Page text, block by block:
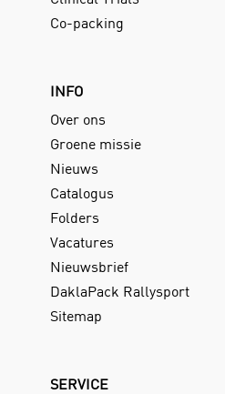
Co-packing
INFO
Over ons
Groene missie
Nieuws
Catalogus
Folders
Vacatures
Nieuwsbrief
DaklaPack Rallysport
Sitemap
SERVICE